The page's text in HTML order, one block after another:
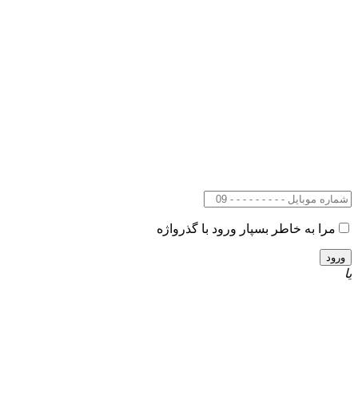
مرا به خاطر بسپار ورود با گذرواژه
یا